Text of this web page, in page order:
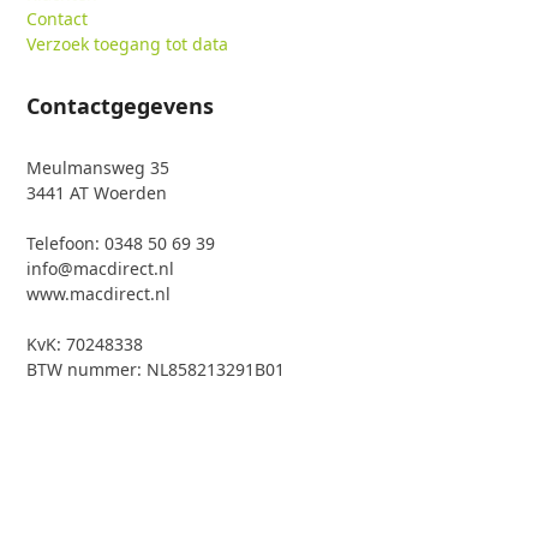
Contact
Verzoek toegang tot data
Contactgegevens
Meulmansweg 35
3441 AT Woerden
Telefoon: 0348 50 69 39
info@macdirect.nl
www.macdirect.nl
KvK: 70248338
BTW nummer: NL858213291B01